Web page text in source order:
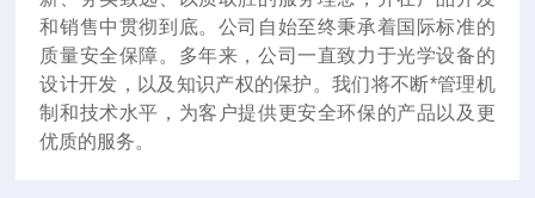
和销售中贯彻到底。公司自始至终秉承着国际标准的
质量安全保障。多年来，公司一直致力于光学设备的
设计开发，以及知识产权的保护。我们将不断*管理机
制和技术水平，为客户提供更安全环保的产品以及更
优质的服务。